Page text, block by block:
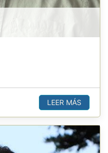
LEER MÁS